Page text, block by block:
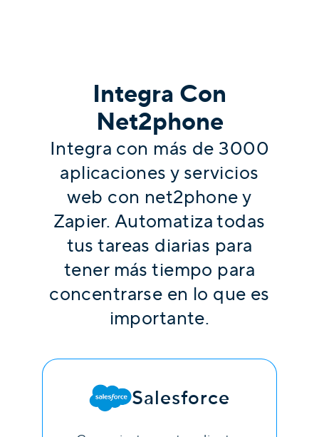
Integra Con
Net2phone
Integra con más de 3000
aplicaciones y servicios
web con net2phone y
Zapier. Automatiza todas
tus tareas diarias para
tener más tiempo para
concentrarse en lo que es
importante.
Salesforce